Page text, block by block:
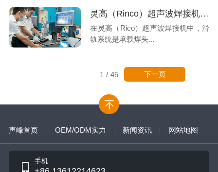
灵高（Rinco）超声波焊接机滑轨损坏？系统性排查与专业解决方案
在灵高（Rico）超声波焊接机中，滑
轨系统是承载焊头...
1 / 45 下一页
声峰首页 OEM/ODM实力 新闻资讯 网站地图
手机